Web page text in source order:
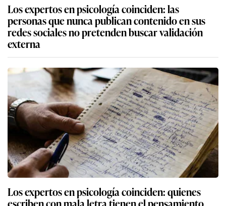
Los expertos en psicología coinciden: las
personas que nunca publican contenido en sus
redes sociales no pretenden buscar validación
externa
Los expertos en psicología coinciden: quienes
escriben con mala letra tienen el pensamiento